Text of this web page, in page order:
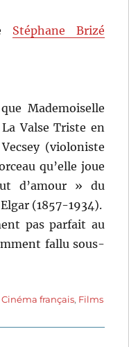
Stéphane Brizé
Mademoiselle
Valse Triste en
(violoniste
qu’elle joue
d’amour » du
(1857-1934).
pas parfait au
fallu sous-
Cinéma français, Films